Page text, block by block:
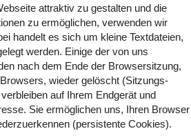
ist sehr aufwändig.
aus Glas können bis
Wer spritziges Wasser mag,
attraktiv zu gestalten und die
zu ermöglichen, verwenden wir
handelt es sich um kleine Textdateien,
werden. Einige der von uns
nach dem Ende der Browsersitzung,
wieder gelöscht (Sitzungs-
verbleiben auf Ihrem Endgerät und
Sie ermöglichen uns, Ihren Browser
(persistente Cookies).